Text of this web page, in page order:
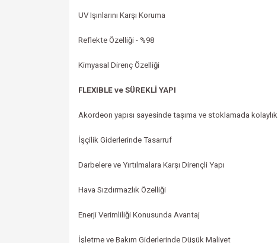
UV Işınlarını Karşı Koruma
Reflekte Özelliği - %98
Kimyasal Direnç Özelliği
FLEXIBLE ve SÜREKLİ YAPI
Akordeon yapısı sayesinde taşıma ve stoklamada
İşçilik Giderlerinde Tasarruf
Darbelere ve Yırtılmalara Karşı Dirençli Yapı
Hava Sızdırmazlık Özelliği
Enerji Verimliliği Konusunda Avantaj
İşletme ve Bakım Giderlerinde Düşük Maliyet